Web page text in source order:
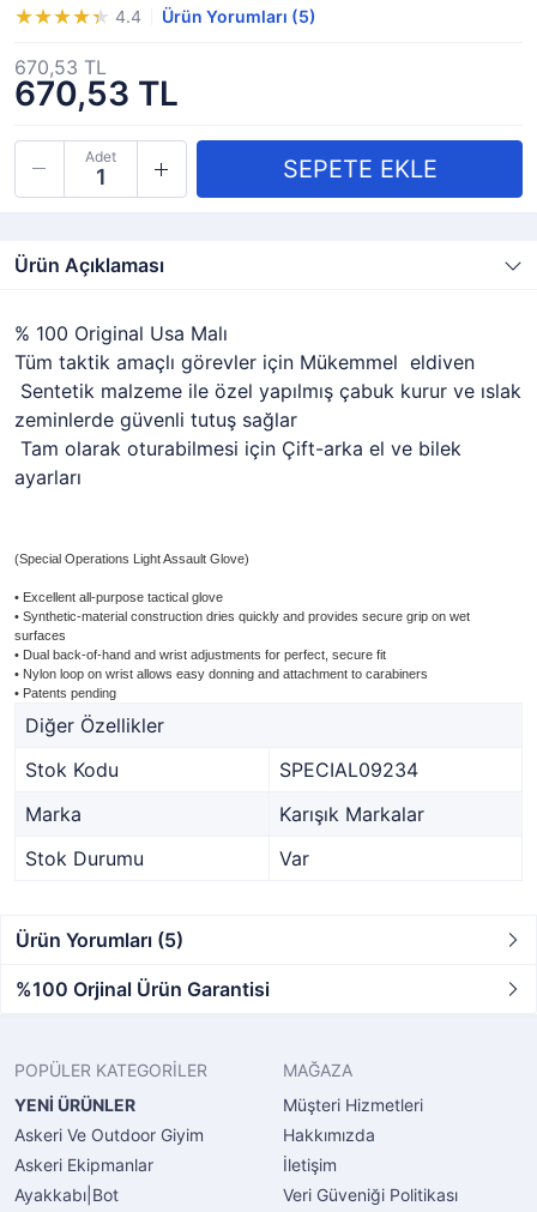
4.4 Ürün Yorumları (5)
670,53 TL
670,53 TL
Adet
Ürün Açıklaması
% 100 Original Usa Malı
Tüm taktik amaçlı görevler için Mükemmel eldiven
Sentetik malzeme ile özel yapılmış çabuk kurur ve ıslak
zeminlerde güvenli tutuş sağlar
Tam olarak oturabilmesi için Çift-arka el ve bilek
ayarları
(Special Operations Light Assault Glove)
• Excellent all-purpose tactical glove
• Synthetic-material construction dries quickly and provides secure grip on wet
surfaces
• Dual back-of-hand and wrist adjustments for perfect, secure fit
• Nylon loop on wrist allows easy donning and attachment to carabiners
• Patents pending
Diğer Özellikler
Stok Kodu
SPECIAL09234
Marka
Karışık Markalar
Stok Durumu
Var
Ürün Yorumları (5)
%100 Orjinal Ürün Garantisi
POPÜLER KATEGORİLER
YENİ ÜRÜNLER
Askeri Ve Outdoor Giyim
Askeri Ekipmanlar
Ayakkabı|Bot
MAĞAZA
Müşteri Hizmetleri
Hakkımızda
İletişim
Veri Güveniği Politikası